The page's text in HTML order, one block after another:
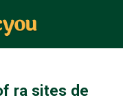
ra sites de